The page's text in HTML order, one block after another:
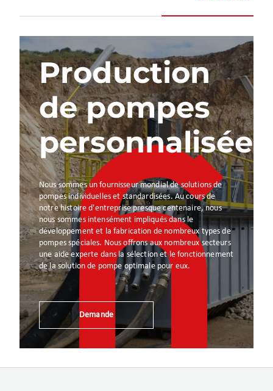
Production
de pompes
personnalisées
Nous sommes un fournisseur mondial de solutions de
pompes individuelles et standardisées. Au cours de
notre histoire d'entreprise presque centenaire, nous
nous sommes intensément impliqués dans le
développement et la fabrication de nombreux types de
pompes spéciales. Nous offrons aux nombreux secteurs
une aide experte dans la sélection et le fonctionnement
de la solution de pompe optimale pour eux.
Demande